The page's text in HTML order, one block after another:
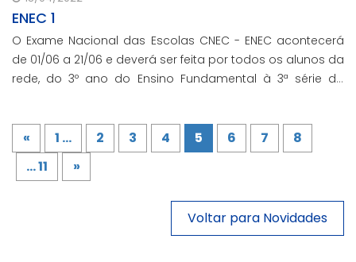
ENEC 1
O Exame Nacional das Escolas CNEC - ENEC acontecerá
de 01/06 a 21/06 e deverá ser feita por todos os alunos da
rede, do 3º ano do Ensino Fundamental à 3ª série do
« 1 ... 2 3 4 5 6 7
8
... 11
»
Voltar para Novidades